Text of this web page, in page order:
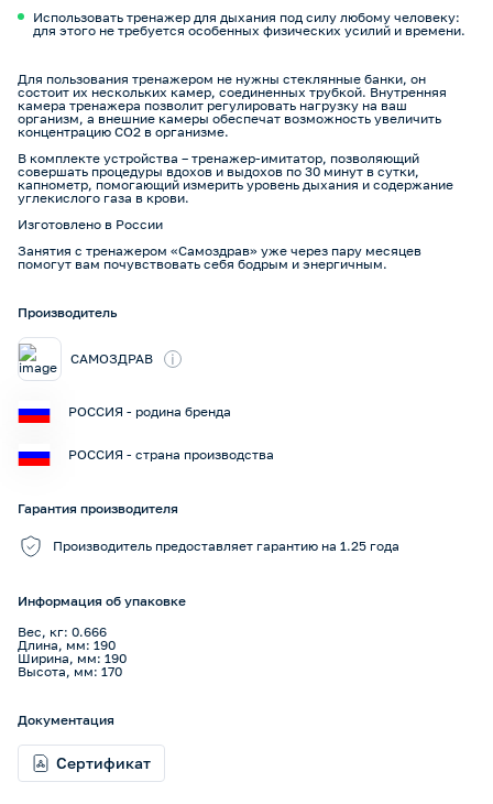
Использовать тренажер для дыхания под силу любому человеку:
для этого не требуется особенных физических усилий и времени.
Для пользования тренажером не нужны стеклянные банки, он
состоит их нескольких камер, соединенных трубкой. Внутренняя
камера тренажера позволит регулировать нагрузку на ваш
организм, а внешние камеры обеспечат возможность увеличить
концентрацию СО2 в организме.
В комплекте устройства – тренажер-имитатор, позволяющий
совершать процедуры вдохов и выдохов по 30 минут в сутки,
капнометр, помогающий измерить уровень дыхания и содержание
углекислого газа в крови.
Изготовлено в России
Занятия с тренажером «Самоздрав» уже через пару месяцев
помогут вам почувствовать себя бодрым и энергичным.
Производитель
САМОЗДРАВ i
РОССИЯ - родина бренда
РОССИЯ - страна производства
Гарантия производителя
Производитель предоставляет гарантию на 1.25 года
Информация об упаковке
Вес, кг: 0.666
Длина, мм: 190
Ширина, мм: 190
Высота, мм: 170
Документация
Сертификат